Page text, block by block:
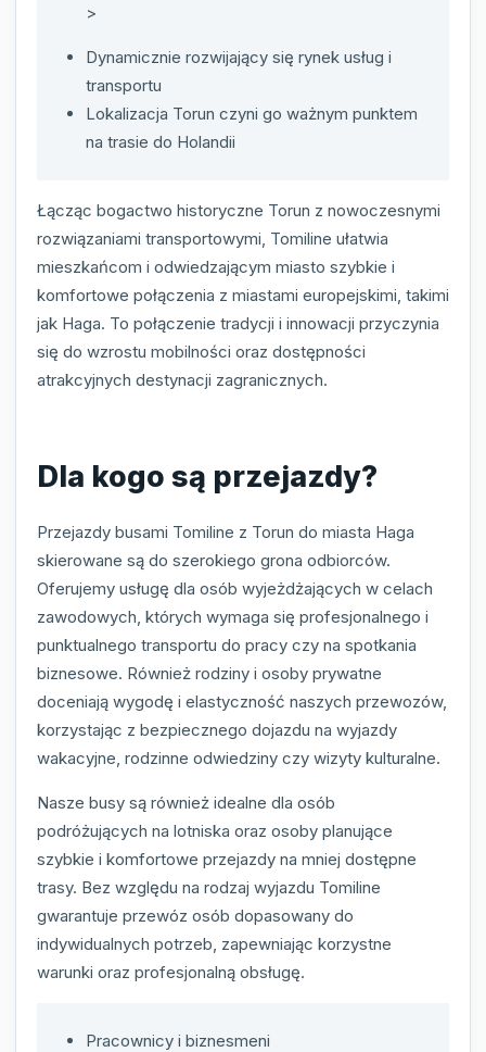
>
Dynamicznie rozwijający się rynek usług i
transportu
Lokalizacja Torun czyni go ważnym punktem
na trasie do Holandii
Łącząc bogactwo historyczne Torun z nowoczesnymi
rozwiązaniami transportowymi, Tomiline ułatwia
mieszkańcom i odwiedzającym miasto szybkie i
komfortowe połączenia z miastami europejskimi, takimi
jak Haga. To połączenie tradycji i innowacji przyczynia
się do wzrostu mobilności oraz dostępności
atrakcyjnych destynacji zagranicznych.
Dla kogo są przejazdy?
Przejazdy busami Tomiline z Torun do miasta Haga
skierowane są do szerokiego grona odbiorców.
Oferujemy usługę dla osób wyjeżdżających w celach
zawodowych, których wymaga się profesjonalnego i
punktualnego transportu do pracy czy na spotkania
biznesowe. Również rodziny i osoby prywatne
doceniają wygodę i elastyczność naszych przewozów,
korzystając z bezpiecznego dojazdu na wyjazdy
wakacyjne, rodzinne odwiedziny czy wizyty kulturalne.
Nasze busy są również idealne dla osób
podróżujących na lotniska oraz osoby planujące
szybkie i komfortowe przejazdy na mniej dostępne
trasy. Bez względu na rodzaj wyjazdu Tomiline
gwarantuje przewóz osób dopasowany do
indywidualnych potrzeb, zapewniając korzystne
warunki oraz profesjonalną obsługę.
Pracownicy i biznesmeni